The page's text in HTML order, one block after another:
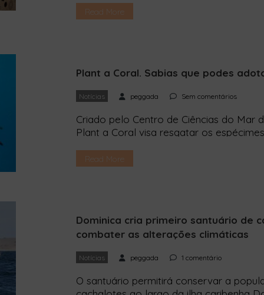
da Agenda 2030, a iniciativa centra-se
Read More
Plant a Coral. Sabias que podes
Notícias peggada Sem comentários
Criado pelo Centro de Ciências do Mar
Plant a Coral visa resgatar os
costa portuguesa. Uma equipa do
Read More
Dominica cria primeiro santuário de
combater as alterações climáticas
Notícias peggada 1 comentário
O santuário permitirá conservar a